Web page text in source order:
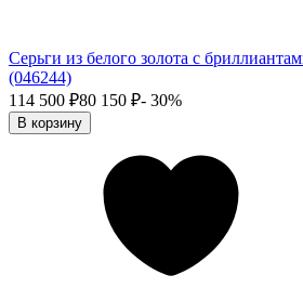
Серьги из белого золота с
(046244)
114 500 ₽80 150 ₽- 30%
В корзину